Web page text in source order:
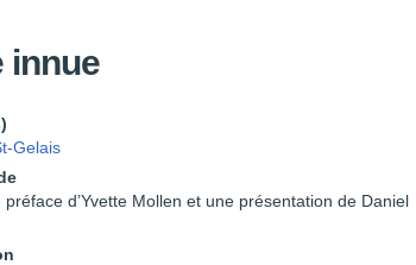
innue
Gelais
préface d’Yvette Mollen et une présentation de Daniel